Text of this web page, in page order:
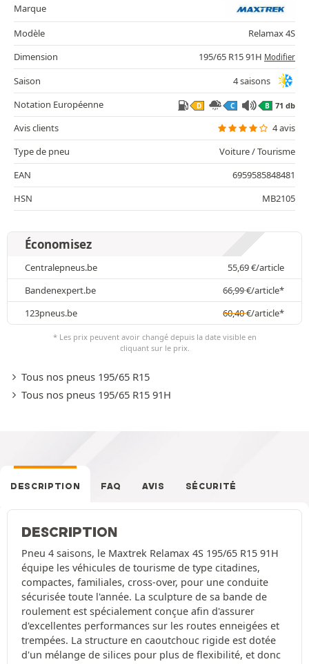
Marque
Modèle
Relamax 4S
Dimension
195/65 R15 91H Modifier
Saison
4 saisons
Notation Européenne
D C B 71 db
Avis clients
4 avis
Type de pneu
Voiture / Tourisme
EAN
6959585848481
HSN
MB2105
Économisez
Centralepneus.be 55,69€/article
Bandenexpert.be
66,99€/article*
123pneus.be
60,40€/article*
* Les prix peuvent avoir changé depuis la date visible en
cliquant sur le prix.
Tous nos pneus 195/65 R15
Tous nos pneus 195/65 R15 91H
DESCRIPTION FAQ AVIS SÉCURITÉ
DESCRIPTION
Pneu 4 saisons, le Maxtrek Relamax 4S 195/65 R15 91H
équipe les véhicules de tourisme de type citadines,
compactes, familiales, cross-over, pour une conduite
sécurisée toute l'année. La sculpture de sa bande de
roulement est spécialement conçue afin d'assurer
d'excellentes performances sur les routes enneigées et
trempées. La structure en caoutchouc rigide est dotée
d'un mélange de silices pour plus de flexibilité, et donc